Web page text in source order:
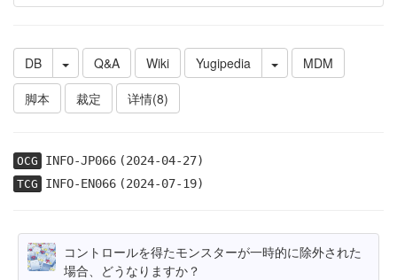
DB Q&A Wiki Yugipedia
MDM
脚本
裁定 详情(8)
OCG INFO-JP066(2024-04-27)
TCG INFO-EN066(2024-07-19)
コントロールを得たモンスターが一時的に除外された
場合、どうなりますか？